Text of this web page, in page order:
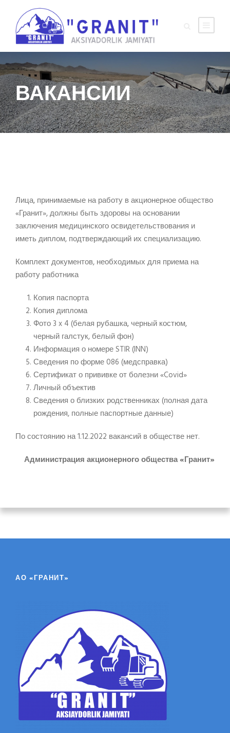
ВАКАНСИИ
Лица, принимаемые на работу в акционерное общество
«Гранит», должны быть здоровы на основании
заключения медицинского освидетельствования и
иметь диплом, подтверждающий их специализацию.
Комплект документов, необходимых для приема на
работу работника
Копия паспорта
Копия диплома
Фото 3 x 4 (белая рубашка, черный костюм,
черный галстук, белый фон)
Информация о номере STIR (INN)
Сведения по форме 086 (медсправка)
Сертификат о прививке от болезни «Covid»
Личный объектив
Сведения о близких родственниках (полная дата
рождения, полные паспортные данные)
По состоянию на 1.12.2022 вакансий в обществе нет.
Администрация акционерного общества «Гранит»
АО «ГРАНИТ»